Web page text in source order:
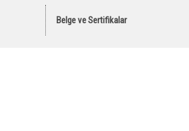
Belge ve Sertifikalar